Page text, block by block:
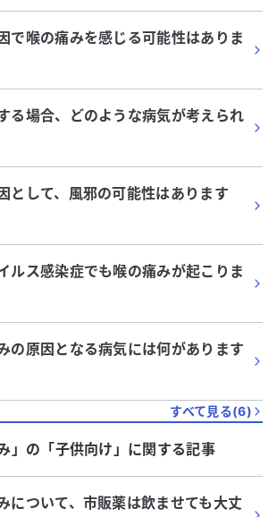
で喉の痛みを感じる可能性はありま
る場合、どのような病気が考えられ
として、風邪の可能性はあります
ルス感染症でも喉の痛みが起こりま
の原因となる病気には何があります
すべて見る(6)
」 の「子供向け 」に関する記事
について、市販薬は飲ませても大丈